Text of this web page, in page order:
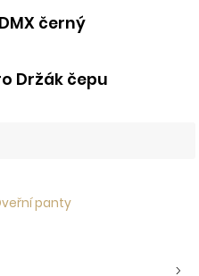
černý
Držák čepu
panty